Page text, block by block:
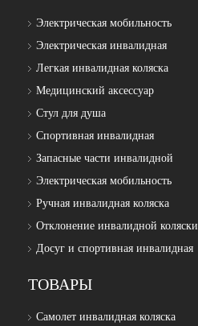
Электрическая мобильность
Электрическая инвалидная
Легкая инвалидная коляска
Медицинский аксессуар
Стул для душа
Спортивная инвалидная
Запасные части инвалидной
Электрическая мобильность
Ручная инвалидная коляска
Отклонение инвалидной коляски
Досуг и спортивная инвалидная
ТОВАРЫ
Самолет инвалидная коляска